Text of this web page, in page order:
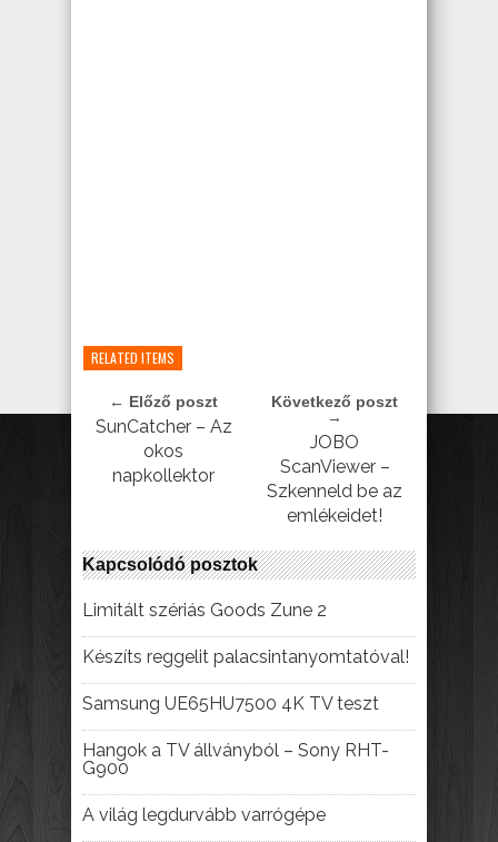
RELATED ITEMS
← Előző poszt
SunCatcher – Az
okos
napkollektor
Következő poszt
→
JOBO
ScanViewer –
Szkenneld be az
emlékeidet!
Kapcsolódó posztok
Limitált szériás Goods Zune 2
Készíts reggelit palacsintanyomtatóval!
Samsung UE65HU7500 4K TV teszt
Hangok a TV állványból – Sony RHT-
G900
A világ legdurvább varrógépe